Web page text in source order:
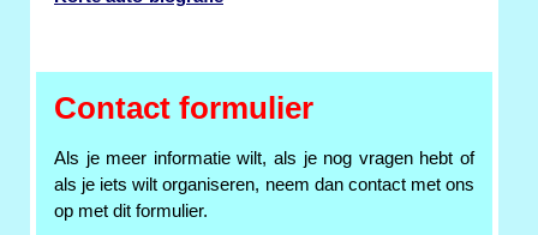
Contact formulier
Als je meer informatie wilt, als je nog vragen hebt of
als je iets wilt organiseren, neem dan contact met ons
op met dit formulier.